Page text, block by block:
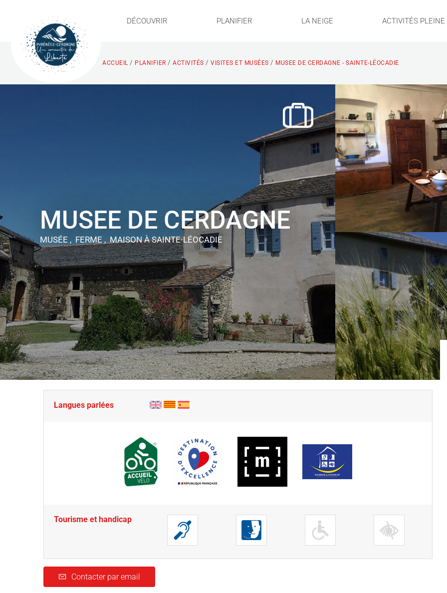
DÉCOUVRIR PLANIFIER LA NEIGE ACTIVITÉS PLEINE
ACCUEIL / PLANIFIER / ACTIVITÉS / VISITES ET MUSÉES / MUSEE DE CERDAGNE - SAINTE-LÉOCADIE
MUSEE DE CERDAGNE
MUSÉE , FERME , MAISONÀ SAINTE-LÉOCADIE
Langues parlées
Tourisme et handicap
Contacter par email